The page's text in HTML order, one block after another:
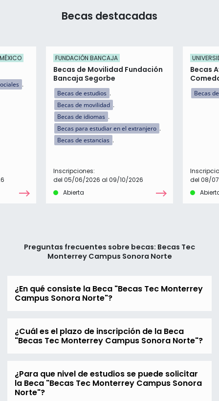
Becas destacadas
FUNDACIÓN BANCAJA
Becas de Movilidad Fundación
Bancaja Segorbe
Becas de estudios
Becas de movilidad
Becas de idiomas
Becas para estudiar en el extranjero
Becas de estancias
Inscripciones:
del 05/06/2026 al 09/10/2026
Abierta
Becas
Becas
del 08/
Preguntas frecuentes sobre becas: Becas Tec
Monterrey Campus Sonora Norte
¿En qué consiste la Beca "Becas Tec Monterrey
Campus Sonora Norte"?
¿Cuál es el plazo de inscripción de la Beca
"Becas Tec Monterrey Campus Sonora Norte"?
¿Para que nivel de estudios se puede solicitar
la Beca "Becas Tec Monterrey Campus Sonora
Norte"?